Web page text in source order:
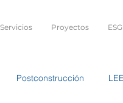
Servicios Proyectos ESG
Postconstrucción